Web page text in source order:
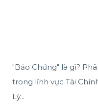
"Bảo Chứng" là gì?
trong lĩnh vực Tài
Lý...